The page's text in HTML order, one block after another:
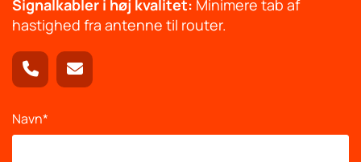
Signalkabler i høj kvalitet: Minimere tab af
hastighed fra antenne til router.
Navn*